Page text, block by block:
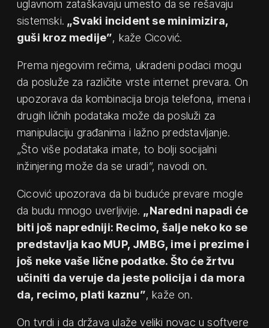
uglavnom zataškavaju umesto da se rešavaju
sistemski. „Svaki incident se minimizira,
guši kroz medije”, kaže Cicović.
Prema njegovim rečima, ukradeni podaci mogu
da posluže za različite vrste internet prevara. On
upozorava da kombinacija broja telefona, imena i
drugih ličnih podataka može da posluži za
manipulaciju građanima i lažno predstavljanje.
„Što više podataka imate, to bolji socijalni
inžinjering može da se uradi”, navodi on.
Cicović upozorava da bi buduće prevare mogle
da budu mnogo uverljivije. „Naredni napadi će
biti još napredniji: Recimo, šalje neko ko se
predstavlja kao MUP, JMBG, ime i prezime i
još neke vaše lične podatke. Što će žrtvu
učiniti da veruje da jeste policija i da mora
da, recimo, plati kaznu”, kaže on.
On tvrdi i da država ulaže veliki novac u softvere